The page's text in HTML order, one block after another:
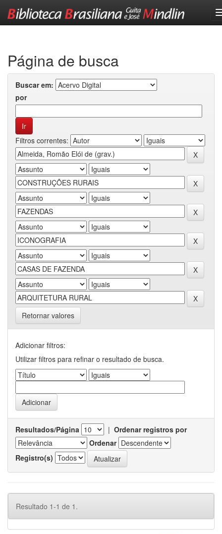
Página de busca
Buscar em:
por
Filtros correntes:
Retornar valores
Adicionar filtros:
Utilizar filtros para refinar o resultado de busca.
Resultados/Página | Ordenar registros por
Ordenar
Registro(s)
Resultado 1-1 de 1.